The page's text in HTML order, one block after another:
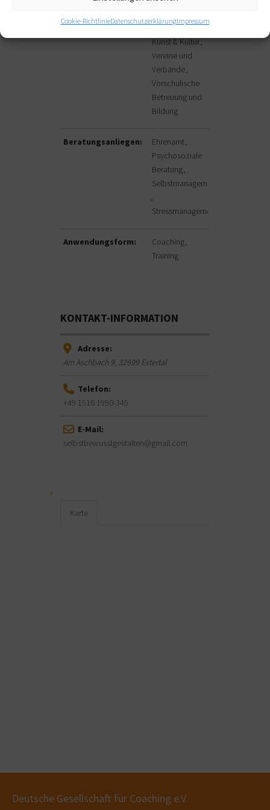
Cookie-RichtlinieDatenschutzerklärungImpressum
Freie Berufe
Kunst & Kultur
Vereine und
Verbände
Vorschulische
Betreuung und
Bildung
Beratungsanliegen:
Ehrenamt
Psychosoziale
Beratung
Selbstmanagement
Stressmanagement
Anwendungsform:
Coaching
Training
KONTAKT-INFORMATION
Adresse:
Am Aschbach 9, 32699Extertal
Telefon:
+49 1516 1990-345
E-Mail:
selbstbewusstgestalten@gmail.com
Karte
Deutsche Gesellschaft für Coaching e.V.